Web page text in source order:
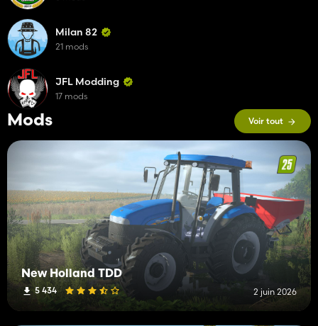
Mods Voir tout
New Holland TDD
5 434 2 juin 2026
Milan 82
21 mods
JFL Modding
17 mods